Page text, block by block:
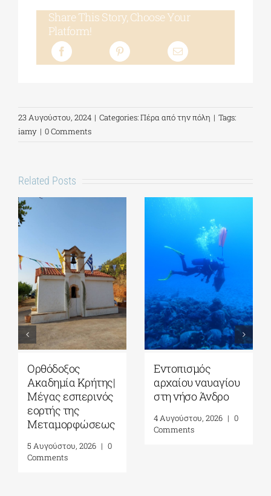
Share This Story, Choose Your
Platform!
23 Αυγούστου, 2024 | Categories:Πέρα από την πόλη | Tags:
iamy | 0 Comments
Related Posts
Ορθόδοξος
Ακαδημία Κρήτης|
Μέγας εσπερινός
εορτής της
Μεταμορφώσεως
5 Αυγούστου, 2026 | 0
Comments
Εντοπισμός
αρχαίου ναυαγίου
στη νήσο Άνδρο
4 Αυγούστου, 2026 | 0
Comments